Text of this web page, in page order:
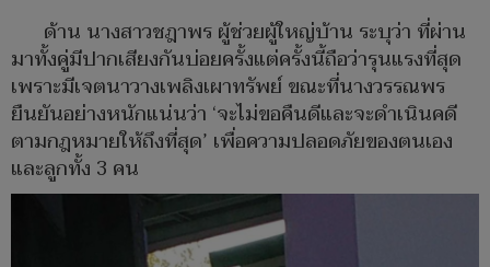
ด้าน นางสาวชฎาพร ผู้ช่วยผู้ใหญ่บ้าน ระบุว่า ที่ผ่าน
มาทั้งคู่มีปากเสียงกันบ่อยครั้งแต่ครั้งนี้ถือว่ารุนแรงที่สุด
เพราะมีเจตนาวางเพลิงเผาทรัพย์ ขณะที่นางวรรณพร
ยืนยันอย่างหนักแน่นว่า ‘จะไม่ขอคืนดีและจะดำเนินคดี
ตามกฎหมายให้ถึงที่สุด’ เพื่อความปลอดภัยของตนเอง
และลูกทั้ง 3 คน